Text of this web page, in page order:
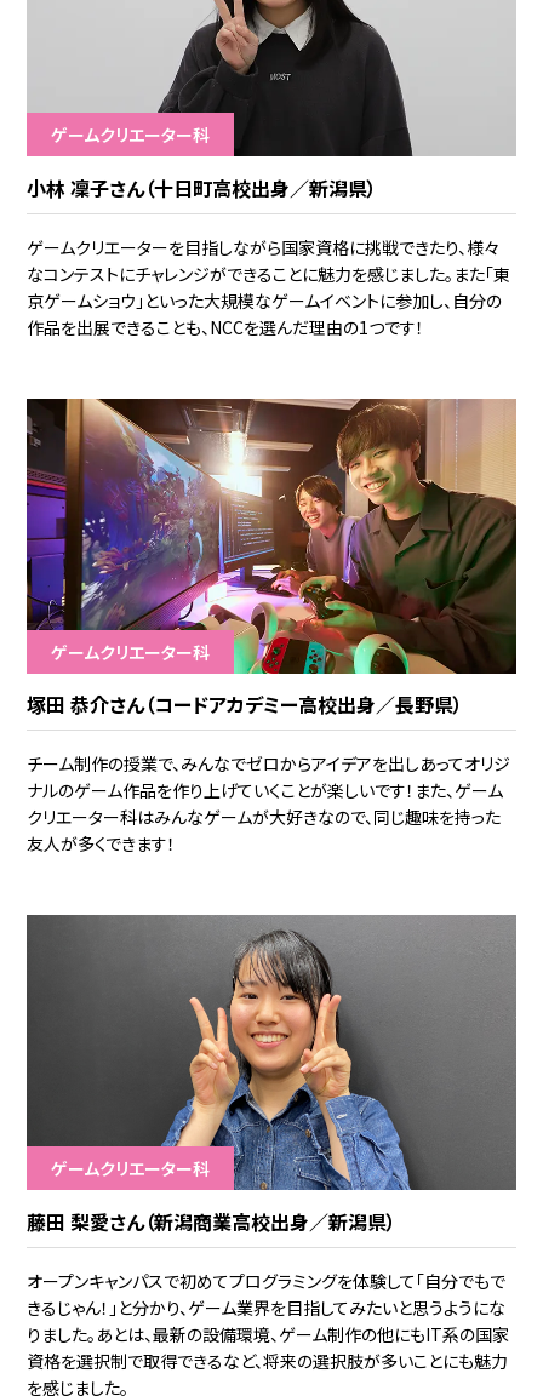
ゲームクリエーター科
小林 凜子さん（十日町高校出身／新潟県）
ゲームクリエーターを目指しながら国家資格に挑戦できたり、様々
なコンテストにチャレンジができることに魅力を感じました。また「東
京ゲームショウ」といった大規模なゲームイベントに参加し、自分の
作品を出展できることも、NCCを選んだ理由の1つです！
ゲームクリエーター科
塚田 恭介さん（コードアカデミー高校出身／長野県）
チーム制作の授業で、みんなでゼロからアイデアを出しあってオリジ
ナルのゲーム作品を作り上げていくことが楽しいです！また、ゲーム
クリエーター科はみんなゲームが大好きなので、同じ趣味を持った
友人が多くできます！
ゲームクリエーター科
藤田 梨愛さん（新潟商業高校出身／新潟県）
オープンキャンパスで初めてプログラミングを体験して「自分でもで
きるじゃん！」と分かり、ゲーム業界を目指してみたいと思うようにな
りました。あとは、最新の設備環境、ゲーム制作の他にもIT系の国家
資格を選択制で取得できるなど、将来の選択肢が多いことにも魅力
を感じました。